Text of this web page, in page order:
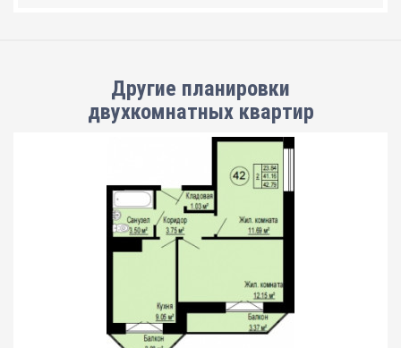
Другие планировки
двухкомнатных квартир